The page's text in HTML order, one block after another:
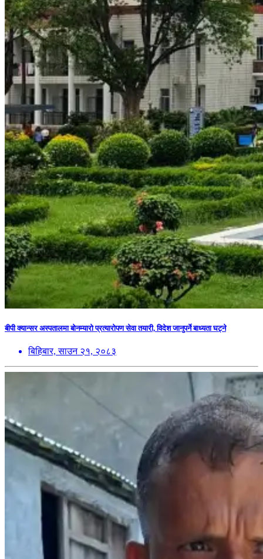
बीपी क्यान्सर अस्पतालमा बोनम्यारो प्रत्यारोपण सेवा तयारी, विदेश जानुपर्ने बाध्यता घट्ने
बिहिबार, साउन २१, २०८३